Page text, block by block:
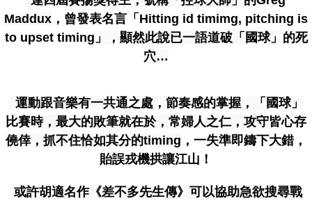
Maddux ，曾發表名言「Hitting id timimg, pitching is
to upset timing 」，顯然此說已一語道破「國球」的死
穴…
運動跟音樂有一共通之處，節奏感的掌握，「國球」
比賽時，最大的敗筆就在於，常婦人之仁，攻守皆心存
僥倖，抓不住恰如其分的timing ，一失準即鑄下大錯，
貽誤戎機拱讓江山！
或許胡適名作《差不多先生傳》可以協助急欲搜尋戰